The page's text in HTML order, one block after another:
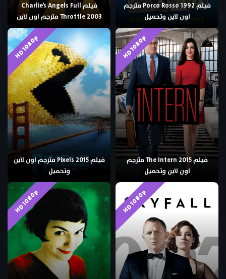
فيلم Porco Rosso 1992 مترجم
اون لاين وتحميل
فيلم Charlie’s Angels Full
Throttle 2003 مترجم اون لاين
HD 1080p
فيلم The Intern 2015 مترجم
اون لاين وتحميل
HD 1080p
فيلم Pixels 2015 مترجم اون لاين
وتحميل
HD 1080p
HD 1080p